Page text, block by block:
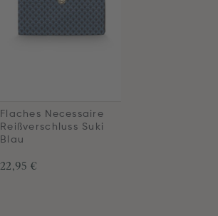
Flaches Necessaire
Reißverschluss Suki
Blau
22,95 €